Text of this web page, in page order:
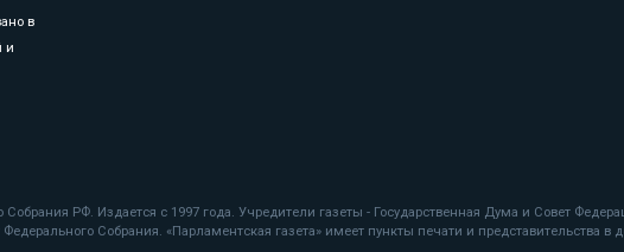
в
и
РФ. Издается с 1997 года. Учредители газеты - Государственная Дума и Совет
Собрания. «Парламентская газета» имеет пункты печати и представительства в